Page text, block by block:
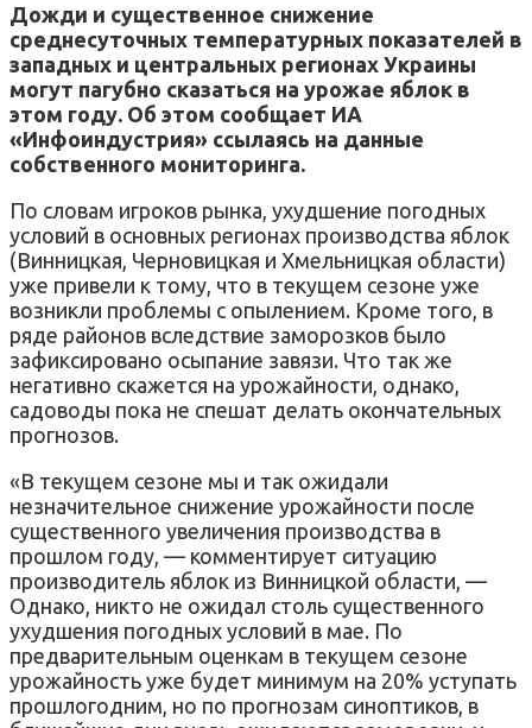
Дожди и существенное снижение
среднесуточных температурных показателей в
западных и центральных регионах Украины
могут пагубно сказаться на урожае яблок в
этом году. Об этом сообщает ИА
«Инфоиндустрия» ссылаясь на данные
собственного мониторинга.
По словам игроков рынка, ухудшение погодных
условий в основных регионах производства яблок
(Винницкая, Черновицкая и Хмельницкая области)
уже привели к тому, что в текущем сезоне уже
возникли проблемы с опылением. Кроме того, в
ряде районов вследствие заморозков было
зафиксировано осыпание завязи. Что так же
негативно скажется на урожайности, однако,
садоводы пока не спешат делать окончательных
прогнозов.
«В текущем сезоне мы и так ожидали
незначительное снижение урожайности после
существенного увеличения производства в
прошлом году, — комментирует ситуацию
производитель яблок из Винницкой области, —
Однако, никто не ожидал столь существенного
ухудшения погодных условий в мае. По
предварительным оценкам в текущем сезоне
урожайность уже будет минимум на 20% уступать
прошлогодним, но по прогнозам синоптиков, в